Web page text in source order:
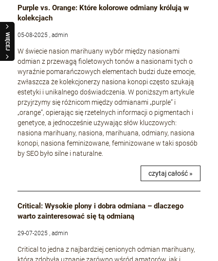
WIĘCEJ
Purple vs. Orange: Które kolorowe odmiany królują w
kolekcjach
05-08-2025 , admin
W świecie nasion marihuany wybór między nasionami
odmian z przewagą fioletowych tonów a nasionami tych o
wyraźnie pomarańczowych elementach budzi duże emocje,
zwłaszcza że kolekcjonerzy nasiona konopi często szukają
estetyki i unikalnego doświadczenia. W poniższym artykule
przyjrzymy się różnicom między odmianami „purple” i
„orange”, opierając się rzetelnych informacji o pigmentach i
genetyce, a jednocześnie używając słów kluczowych:
nasiona marihuany, nasiona, marihuana, odmiany, nasiona
konopi, nasiona feminizowane, feminizowane w taki sposób
by SEO było silne i naturalne.
czytaj całość »
Critical: Wysokie plony i dobra odmiana – dlaczego
warto zainteresować się tą odmianą
29-07-2025 , admin
Critical to jedna z najbardziej cenionych odmian marihuany,